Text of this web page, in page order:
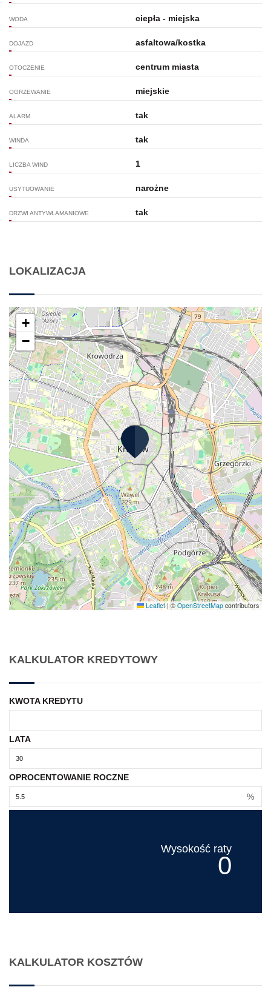
WODA ciepła - miejska
DOJAZD asfaltowa/kostka
OTOCZENIE centrum miasta
OGRZEWANIE miejskie
ALARM tak
WINDA tak
LICZBA WIND 1
USYTUOWANIE narożne
DRZWI ANTYWŁAMANIOWE tak
LOKALIZACJA
+
−
Leaflet |© OpenStreetMap contributors
KALKULATOR KREDYTOWY
KWOTA KREDYTU
LATA
OPROCENTOWANIE ROCZNE
%
Wysokość raty
0
KALKULATOR KOSZTÓW